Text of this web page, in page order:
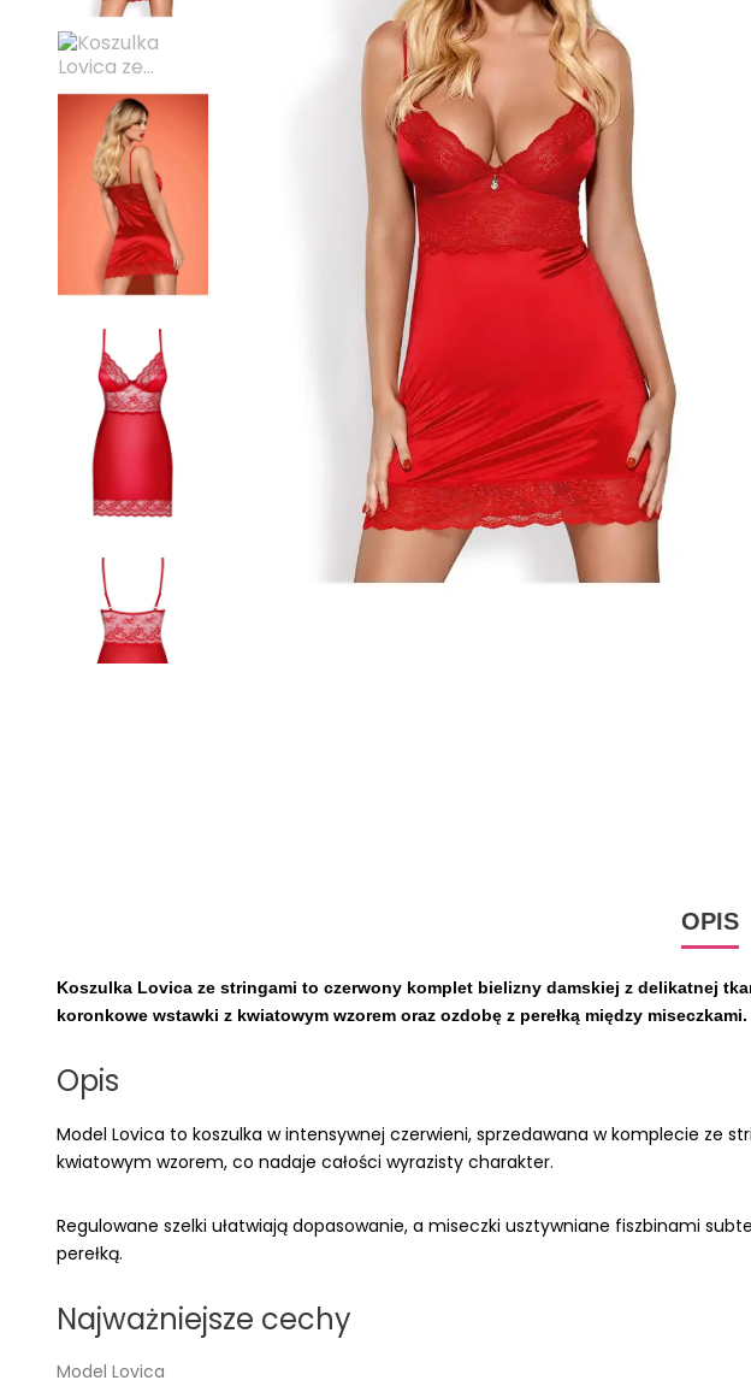
OPIS
Koszulka Lovica ze stringami to czerwony komplet bielizny damskiej z delikatnej
koronkowe wstawki z kwiatowym wzorem oraz ozdobę z perełką między miseczkami.
Opis
Model Lovica to koszulka w intensywnej czerwieni, sprzedawana w komplecie ze
kwiatowym wzorem, co nadaje całości wyrazisty charakter.
Regulowane szelki ułatwiają dopasowanie, a miseczki usztywniane fiszbinami
perełką.
Najważniejsze cechy
Model Lovica